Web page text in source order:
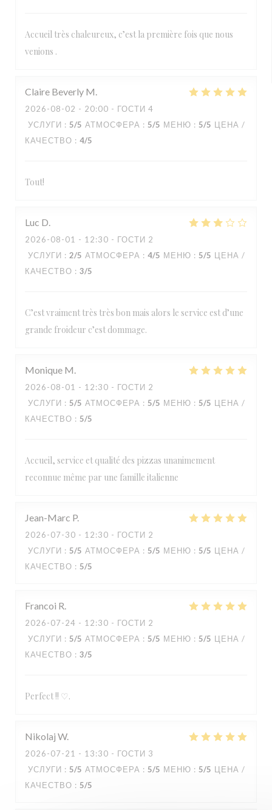
Accueil très chaleureux, c’est la première fois que nous
venions .
Claire Beverly M
2026-08-02 - 20:00 - ГОСТИ 4
УСЛУГИ : 5/5 АТМОСФЕРА : 5/5 МЕНЮ : 5/5 ЦЕНА /
КАЧЕСТВО : 4/5
Tout!
Luc D
2026-08-01 - 12:30 - ГОСТИ 2
УСЛУГИ : 2/5 АТМОСФЕРА : 4/5 МЕНЮ : 5/5 ЦЕНА /
КАЧЕСТВО : 3/5
C’est vraiment très très bon mais alors le service est d’une
grande froideur c’est dommage.
Monique M
2026-08-01 - 12:30 - ГОСТИ 2
УСЛУГИ : 5/5 АТМОСФЕРА : 5/5 МЕНЮ : 5/5 ЦЕНА /
КАЧЕСТВО : 5/5
Accueil, service et qualité des pizzas unanimement
reconnue même par une famille italienne
Jean-Marc P
2026-07-30 - 12:30 - ГОСТИ 2
УСЛУГИ : 5/5 АТМОСФЕРА : 5/5 МЕНЮ : 5/5 ЦЕНА /
КАЧЕСТВО : 5/5
Francoi R
2026-07-24 - 12:30 - ГОСТИ 2
УСЛУГИ : 5/5 АТМОСФЕРА : 5/5 МЕНЮ : 5/5 ЦЕНА /
КАЧЕСТВО : 3/5
Perfect !! ♡.
Nikolaj W
2026-07-21 - 13:30 - ГОСТИ 3
УСЛУГИ : 5/5 АТМОСФЕРА : 5/5 МЕНЮ : 5/5 ЦЕНА /
КАЧЕСТВО : 5/5